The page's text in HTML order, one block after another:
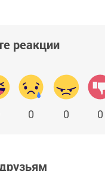
реакции
0 0 0